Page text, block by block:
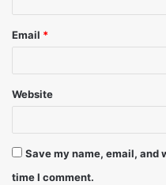
Email *
Website
Save my name, email, and
time I comment.